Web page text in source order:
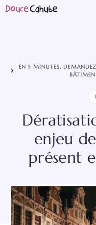
Aller
EN 5 MINUTES,
enjeu
présent